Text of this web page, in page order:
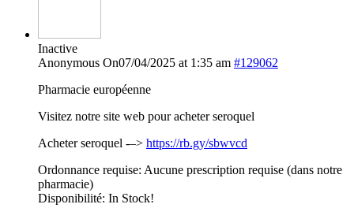
Inactive
Anonymous On07/04/2025 at 1:35 am #129062
Pharmacie européenne
Visitez notre site web pour acheter seroquel
Acheter seroquel -–> https://rb.gy/sbwvcd
Ordonnance requise: Aucune prescription requise (dans notre
pharmacie)
Disponibilité: In Stock!